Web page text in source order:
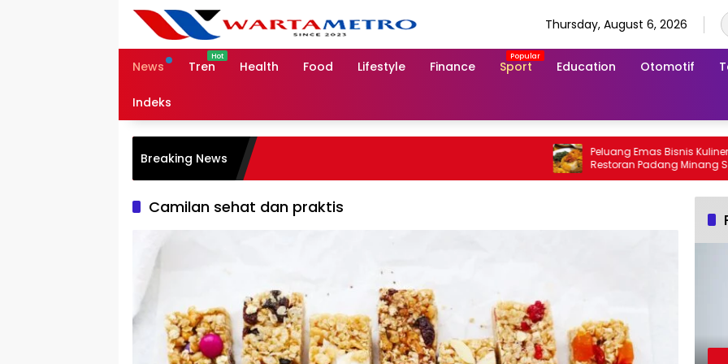
Thursday, August 6, 2026
News Tren Health Food Lifestyle Finance Sport Education Otomotif
Indeks
Breaking News
Peluang Emas Bisnis Kuliner,
Restoran Padang Minang
Camilan sehat dan praktis